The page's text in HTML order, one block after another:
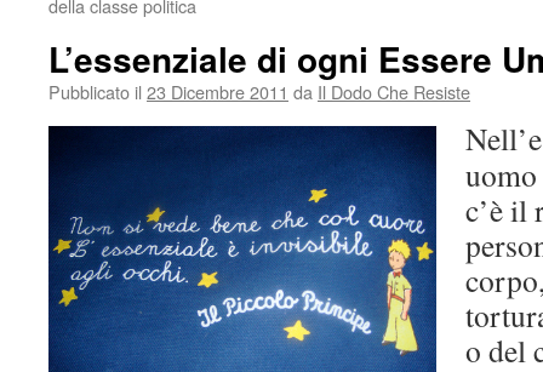
della classe politica
L’essenziale di ogni Essere
Pubblicato il 23 Dicembre 2011 da Il Dodo Che Resiste
c’è il
o del